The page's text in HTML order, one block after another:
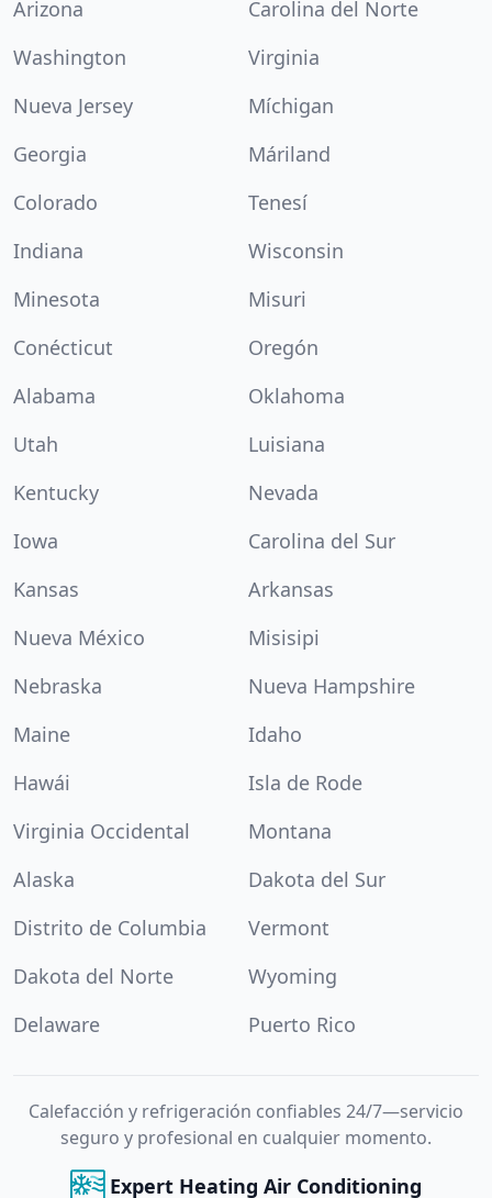
Arizona
Carolina del Norte
Washington
Virginia
Nueva Jersey
Míchigan
Georgia
Máriland
Colorado
Tenesí
Indiana
Wisconsin
Minesota
Misuri
Conécticut
Oregón
Alabama
Oklahoma
Utah
Luisiana
Kentucky
Nevada
Iowa
Carolina del Sur
Kansas
Arkansas
Nueva México
Misisipi
Nebraska
Nueva Hampshire
Maine
Idaho
Hawái
Isla de Rode
Virginia Occidental
Montana
Alaska
Dakota del Sur
Distrito de Columbia
Vermont
Dakota del Norte
Wyoming
Delaware
Puerto Rico
Calefacción y refrigeración confiables 24/7—servicio
seguro y profesional en cualquier momento.
Expert Heating Air Conditioning